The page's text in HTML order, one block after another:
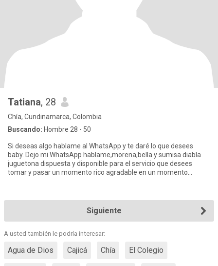
Tatiana, 28
Chía, Cundinamarca, Colombia
Buscando: Hombre 28 - 50
Si deseas algo hablame al WhatsApp y te daré lo que desees
baby. Dejo mi WhatsApp hablame,morena,bella y sumisa diabla
juguetona dispuesta y disponible para el servicio que desees
tomar y pasar un momento rico agradable en un momento
Siguiente
A usted también le podría interesar:
Agua de Dios Cajicá Chía El Colegio